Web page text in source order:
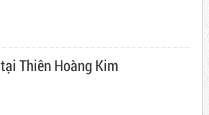
Thiên Hoàng Kim